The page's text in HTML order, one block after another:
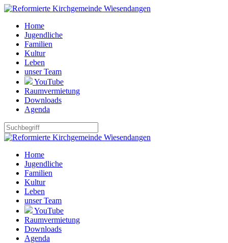
Home
Jugendliche
Familien
Kultur
Leben
unser Team
YouTube
Raumvermietung
Downloads
Agenda
Home
Jugendliche
Familien
Kultur
Leben
unser Team
YouTube
Raumvermietung
Downloads
Agenda